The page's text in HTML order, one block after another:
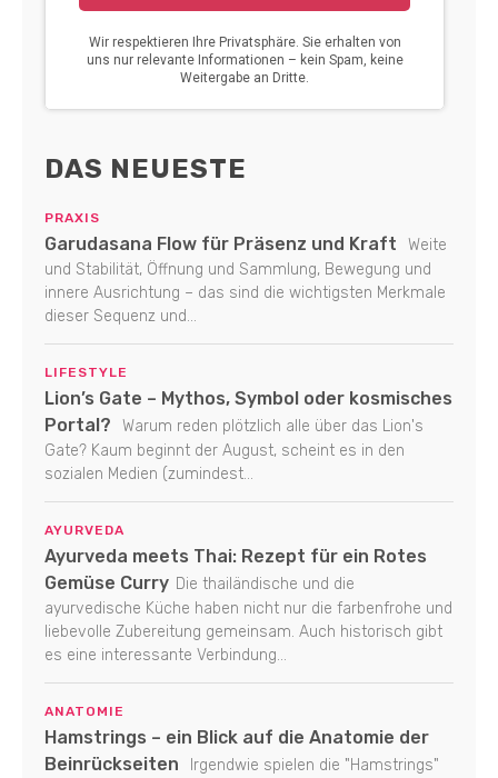
DAS NEUESTE
PRAXIS
Garudasana Flow für Präsenz und Kraft
Weite
und Stabilität, Öffnung und Sammlung, Bewegung und
innere Ausrichtung – das sind die wichtigsten Merkmale
dieser Sequenz und...
LIFESTYLE
Lion’s Gate – Mythos, Symbol oder kosmisches
Portal?
Warum reden plötzlich alle über das Lion's
Gate? Kaum beginnt der August, scheint es in den
sozialen Medien (zumindest...
AYURVEDA
Ayurveda meets Thai: Rezept für ein Rotes
Gemüse Curry Die thailändische und die
ayurvedische Küche haben nicht nur die farbenfrohe und
liebevolle Zubereitung gemeinsam. Auch historisch gibt
es eine interessante Verbindung...
ANATOMIE
Hamstrings – ein Blick auf die Anatomie der
Beinrückseiten
Irgendwie spielen die "Hamstrings"